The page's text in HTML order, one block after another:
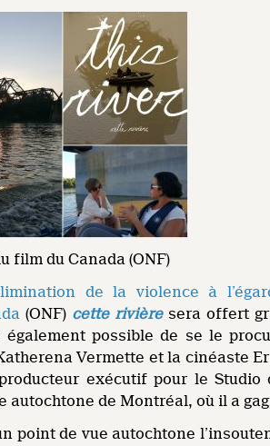
film du Canada (ONF)
de la violence à
(ONF) cette rivièresera offert
possible de se le
Vermette et la cinéaste
exécutif pour le Studio
de Montréal, où il a
point de vue autochtone